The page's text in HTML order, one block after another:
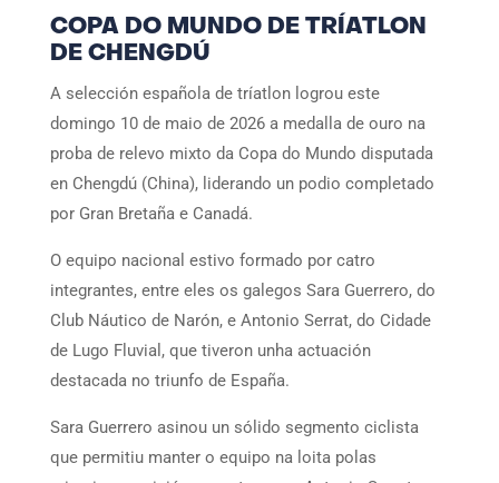
COPA DO MUNDO DE TRÍATLON
DE CHENGDÚ
A selección española de tríatlon logrou este
domingo 10 de maio de 2026 a medalla de ouro na
proba de relevo mixto da Copa do Mundo disputada
en Chengdú (China), liderando un podio completado
por Gran Bretaña e Canadá.
O equipo nacional estivo formado por catro
integrantes, entre eles os galegos Sara Guerrero, do
Club Náutico de Narón, e Antonio Serrat, do Cidade
de Lugo Fluvial, que tiveron unha actuación
destacada no triunfo de España.
Sara Guerrero asinou un sólido segmento ciclista
que permitiu manter o equipo na loita polas